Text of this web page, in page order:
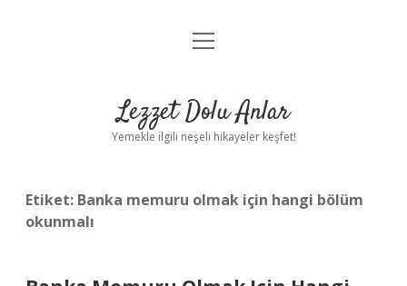
Anasayfa
Yasal Uyarı
menüyü
Lezzet Dolu Anlar
Yemekle ilgili neşeli hikayeler keşfet!
Etiket: Banka memuru olmak için hangi bölüm
okunmalı